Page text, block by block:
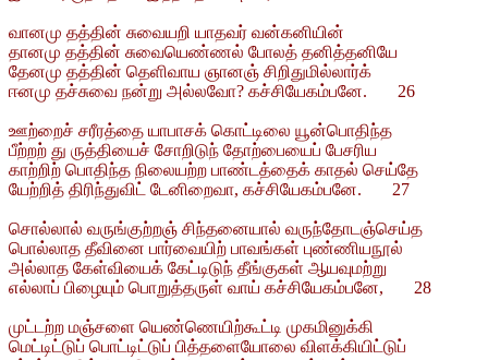
வானமு தத்தின் சுவையறி யாதவர் வன்கனியின்
தானமு தத்தின் சுவையெண்ணல் போலத் தனித்தனியே
தேனமு தத்தின் தெளிவாய ஞானஞ் சிறிதுமில்லார்க்
ஈனமு தச்சுவை நன்று அல்லவோ? கச்சியேகம்பனே. 26
ஊற்றைச் சரீரத்தை யாபாசக் கொட்டிலை யூன்பொதிந்த
பீற்றற் து ருத்தியைச் சோறிடுந் தோற்பையைப் பேசரிய
காற்றிற் பொதிந்த நிலையற்ற பாண்டத்தைக் காதல் செய்தே
யேற்றித் திரிந்துவிட் டேனிறைவா, கச்சியேகம்பனே. 27
சொல்லால் வருங்குற்றஞ் சிந்தனையால் வருந்தோடஞ்செய்த
பொல்லாத தீவினை பார்வையிற் பாவங்கள் புண்ணியநூல்
அல்லாத கேள்வியைக் கேட்டிடுந் தீங்குகள் ஆயவுமற்று
எல்லாப் பிழையும் பொறுத்தருள் வாய் கச்சியேகம்பனே, 28
முட்டற்ற மஞ்சளை யெண்ணெயிற்கூட்டி முகமினுக்கி
மெட்டிட்டுப் பொட்டிட்டுப் பித்தளையோலை விளக்கியிட்டுப்